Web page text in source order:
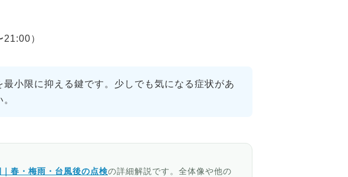
）
小限に抑える鍵です。少しでも気になる症状があ
春・梅雨・台風後の点検の詳細解説です。全体像や他の